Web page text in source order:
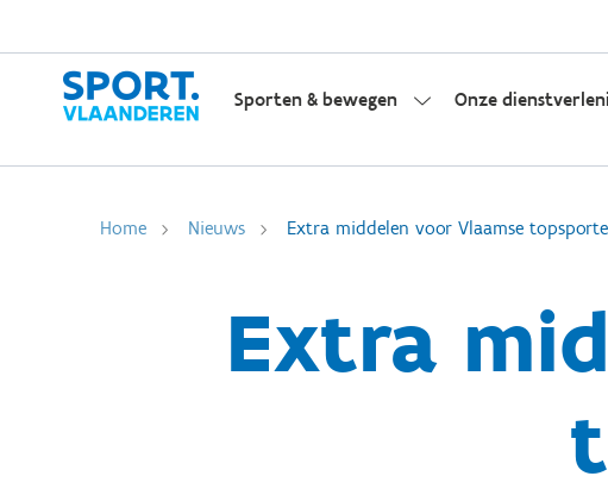
Sporten & bewegen Onze
Home Nieuws Extra middelen voor Vlaamse
Extra